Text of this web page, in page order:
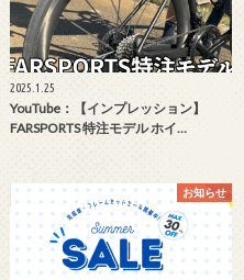
2025.1.25
YouTube：【インプレッション】
FARSPORTS 特注モデル ホイ…
お知らせ